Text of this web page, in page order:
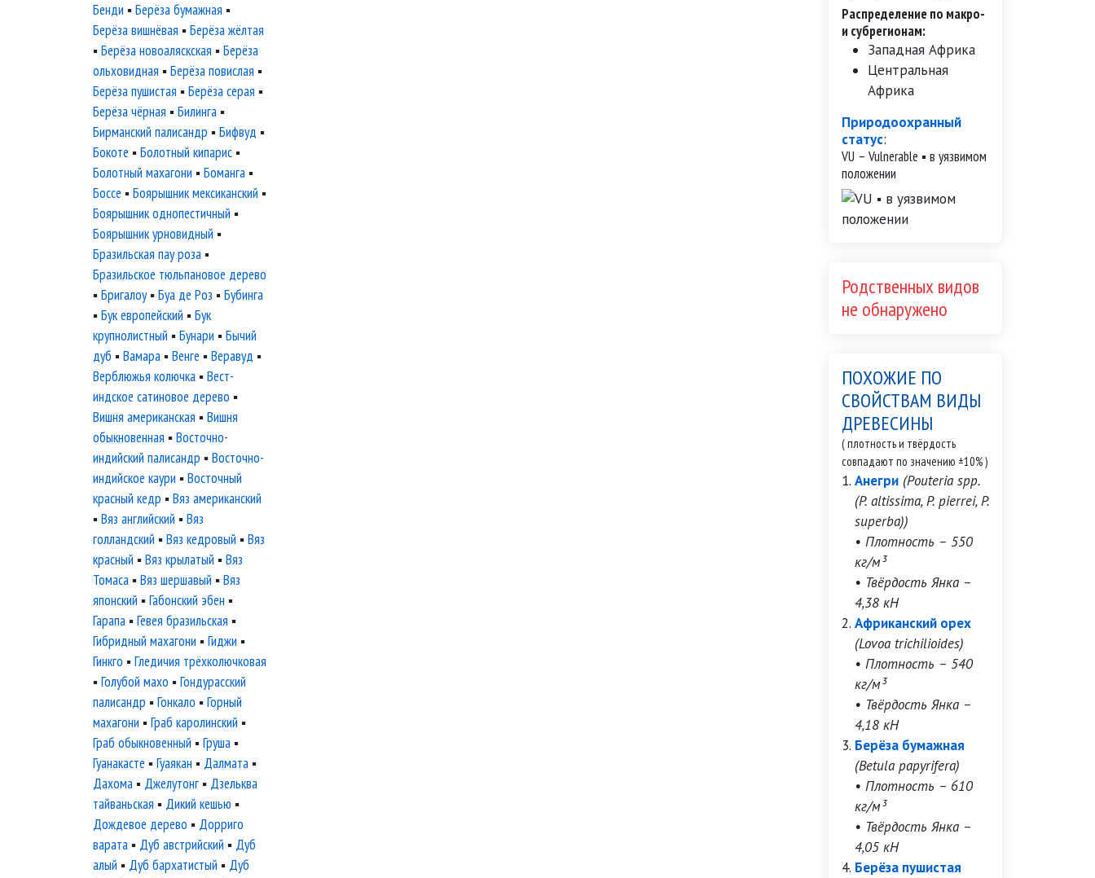
Бенди ▪Берёза бумажная ▪
Берёза вишнёвая ▪Берёза жёлтая
▪Берёза новоаляскская ▪Берёза
ольховидная ▪Берёза повислая ▪
Берёза пушистая ▪Берёза серая ▪
Берёза чёрная ▪Билинга ▪
Бирманский палисандр ▪Бифвуд ▪
Бокоте ▪Болотный кипарис ▪
Болотный махагони ▪Боманга ▪
Боссе ▪Боярышник мексиканский ▪
Боярышник однопестичный ▪
Боярышник урновидный ▪
Бразильская пау роза ▪
Бразильское тюльпановое дерево
▪Бригалоу▪Буа де Роз ▪Бубинга
▪Бук европейский ▪Бук
крупнолистный ▪Бунари ▪Бычий
дуб ▪Вамара ▪Венге ▪Веравуд ▪
Верблюжья колючка ▪Вест-
индское сатиновое дерево ▪
Вишня американская ▪Вишня
обыкновенная ▪Восточно-
индийский палисандр ▪Восточно-
индийское каури ▪Восточный
красный кедр ▪Вяз американский
▪Вяз английский ▪Вяз
голландский ▪Вяз кедровый ▪Вяз
красный ▪Вяз крылатый ▪Вяз
Томаса ▪Вяз шершавый ▪Вяз
японский ▪Габонский эбен ▪
Гарапа ▪Гевея бразильская ▪
Гибридный махагони ▪Гиджи ▪
Гинкго ▪Гледичия трёхколючковая
▪Голубой махо ▪Гондурасский
палисандр ▪Гонкало ▪Горный
махагони ▪Граб каролинский ▪
Граб обыкновенный ▪Груша ▪
Гуанакасте ▪Гуаякан ▪ Далмата ▪
Дахома ▪ Джелутонг ▪ Дзельква
тайваньская ▪ Дикий кешью ▪
Дождевое дерево ▪ Дорриго
варата ▪ Дуб австрийский ▪ Дуб
алый ▪ Дуб бархатистый ▪ Дуб
Распределение по макро-
и субрегионам:
Западная Африка
Центральная
Африка
Природоохранный
статус:
VU – Vulnerable ▪ в уязвимом
положении
Родственных видов
не обнаружено
ПОХОЖИЕ ПО
СВОЙСТВАМ ВИДЫ
ДРЕВЕСИНЫ
( плотность и твёрдость
совпадают по значению ±10% )
Анегри (Pouteria spp.
(P. altissima, P. pierrei, P.
superba))
• Плотность – 550
кг/м³
• Твёрдость Янка –
4,38 кН
Африканский орех
(Lovoa trichilioides)
• Плотность – 540
кг/м³
• Твёрдость Янка –
4,18 кН
Берёза бумажная
(Betula papyrifera)
• Плотность – 610
кг/м³
• Твёрдость Янка –
4,05 кН
Берёза пушистая